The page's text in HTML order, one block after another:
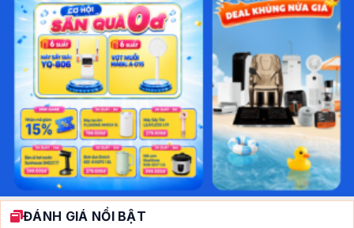
ĐÁNH GIÁ NỔI BẬT